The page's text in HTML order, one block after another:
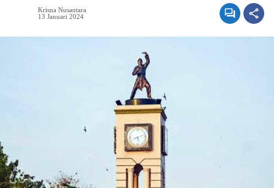
Krisna Nusantara
13 Januari 2024